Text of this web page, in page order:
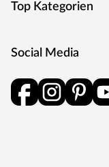
Top Kategorien
Social Media